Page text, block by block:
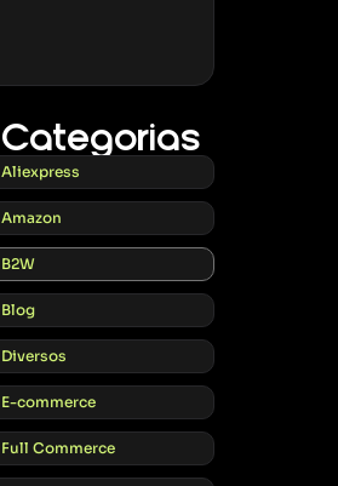
Categorias
Aliexpress
Amazon
B2W
Blog
Diversos
E-commerce
Full Commerce